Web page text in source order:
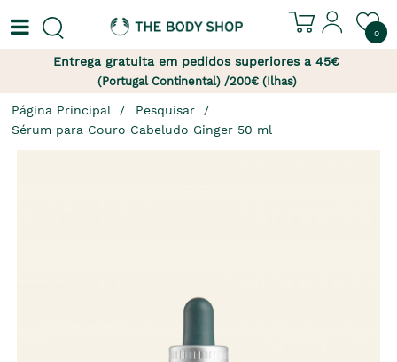
0
Entrega gratuita em pedidos superiores a 45€
(Portugal Continental) /200€ (Ilhas)
Página Principal
Pesquisar
Sérum para Couro Cabeludo Ginger 50 ml